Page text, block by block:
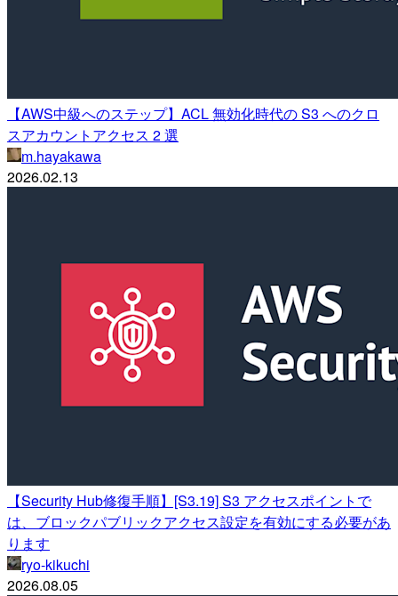
【AWS中級へのステップ】ACL 無効化時代の S3 へのクロ
スアカウントアクセス 2 選
m.hayakawa
2026.02.13
【Security Hub修復手順】[S3.19] S3 アクセスポイントで
は、ブロックパブリックアクセス設定を有効にする必要があ
ります
ryo-kikuchi
2026.08.05